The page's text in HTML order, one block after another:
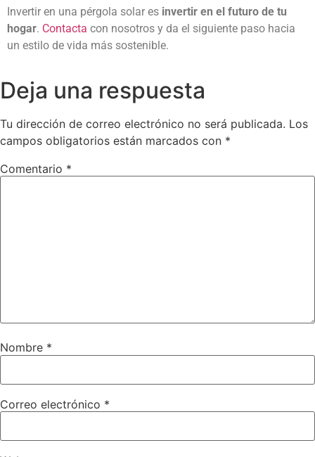
Invertir en una pérgola solar es invertir en el futuro de tu
hogar. Contacta con nosotros y da el siguiente paso hacia
un estilo de vida más sostenible.
Deja una respuesta
Tu dirección de correo electrónico no será publicada. Los
campos obligatorios están marcados con *
Comentario *
Nombre *
Correo electrónico *